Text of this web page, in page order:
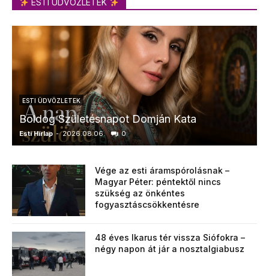
ESTI ÜDVÖZLETEK
ESTI ÜDVÖZLETEK
Boldog Születésnapot Domján Kata
Esti Hírlap - 2026.08.06. 0
Vége az esti áramspórolásnak –
Magyar Péter: péntektől nincs
szükség az önkéntes
fogyasztáscsökkentésre
48 éves Ikarus tér vissza Siófokra –
négy napon át jár a nosztalgiabusz